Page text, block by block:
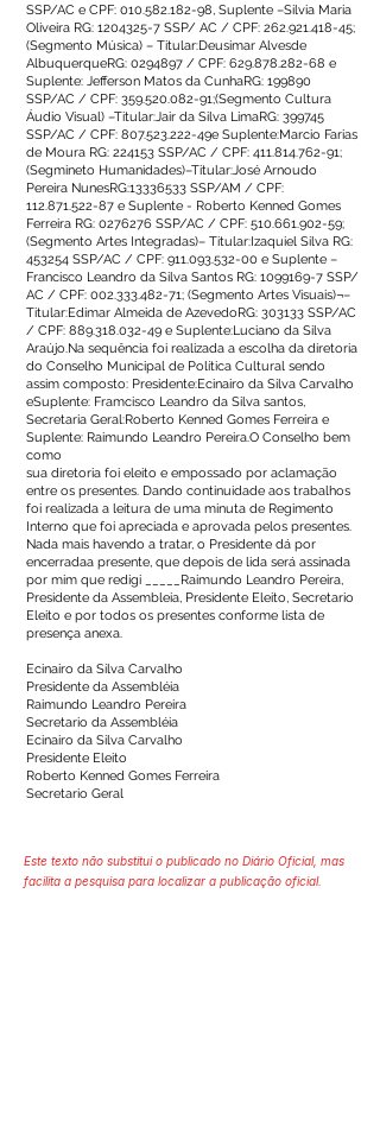
SSP/AC e CPF: 010.582.182-98, Suplente –Silvia Maria
Oliveira RG: 1204325-7 SSP/ AC / CPF: 262.921.418-45;
(Segmento Música) – Titular:Deusimar Alvesde
AlbuquerqueRG: 0294897 / CPF: 629.878.282-68 e
Suplente: Jefferson Matos da CunhaRG: 199890
SSP/AC / CPF: 359.520.082-91;(Segmento Cultura
Áudio Visual) –Titular:Jair da Silva LimaRG: 399745
SSP/AC / CPF: 807.523.222-49e Suplente:Marcio Farias
de Moura RG: 224153 SSP/AC / CPF: 411.814.762-91;
(Segmineto Humanidades)–Titular:José Arnoudo
Pereira NunesRG:13336533 SSP/AM / CPF:
112.871.522-87 e Suplente - Roberto Kenned Gomes
Ferreira RG: 0276276 SSP/AC / CPF: 510.661.902-59;
(Segmento Artes Integradas)– Titular:Izaquiel Silva RG:
453254 SSP/AC / CPF: 911.093.532-00 e Suplente –
Francisco Leandro da Silva Santos RG: 1099169-7 SSP/
AC / CPF: 002.333.482-71; (Segmento Artes Visuais)¬–
Titular:Edimar Almeida de AzevedoRG: 303133 SSP/AC
/ CPF: 889.318.032-49 e Suplente:Luciano da Silva
Araújo.Na sequência foi realizada a escolha da diretoria
do Conselho Municipal de Política Cultural sendo
assim composto: Presidente:Ecinairo da Silva Carvalho
eSuplente: Framcisco Leandro da Silva santos,
Secretaria Geral:Roberto Kenned Gomes Ferreira e
Suplente: Raimundo Leandro Pereira.O Conselho bem
como
sua diretoria foi eleito e empossado por aclamação
entre os presentes. Dando continuidade aos trabalhos
foi realizada a leitura de uma minuta de Regimento
Interno que foi apreciada e aprovada pelos presentes.
Nada mais havendo a tratar, o Presidente dá por
encerradaa presente, que depois de lida será assinada
por mim que redigi _____Raimundo Leandro Pereira,
Presidente da Assembleia, Presidente Eleito, Secretario
Eleito e por todos os presentes conforme lista de
presença anexa.
Ecinairo da Silva Carvalho
Presidente da Assembléia
Raimundo Leandro Pereira
Secretario da Assembléia
Ecinairo da Silva Carvalho
Presidente Eleito
Roberto Kenned Gomes Ferreira
Secretario Geral
Este texto não substitui o publicado no Diário Oficial, mas
facilita a pesquisa para localizar a publicação oficial.